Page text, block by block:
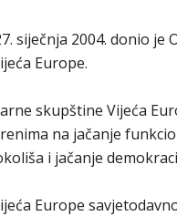
siječnja 2004. donio
Europe.
skupštine Vijeća
na jačanje
i jačanje
Europe